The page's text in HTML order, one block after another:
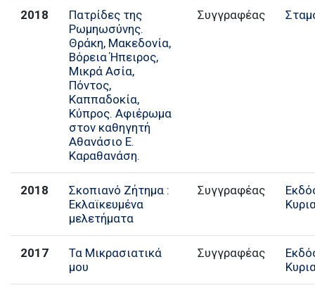
2018
Πατρίδες της
Ρωμηωσύνης.
Θράκη, Μακεδονία,
Βόρεια Ήπειρος,
Μικρά Ασία,
Πόντος,
Καππαδοκία,
Κύπρος. Αφιέρωμα
στον καθηγητή
Αθανάσιο Ε.
Καραθανάση.
Συγγραφέας
2018
Σκοπιανό Ζήτημα :
Εκλαϊκευμένα
μελετήματα
Συγγραφέας
2017
Τα Μικρασιατικά
μου
Συγγραφέας